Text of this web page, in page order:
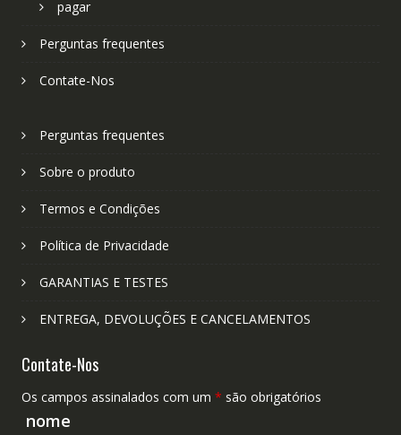
pagar
Perguntas frequentes
Contate-Nos
Perguntas frequentes
Sobre o produto
Termos e Condições
Política de Privacidade
GARANTIAS E TESTES
ENTREGA, DEVOLUÇÕES E CANCELAMENTOS
Contate-Nos
Os campos assinalados com um * são obrigatórios
nome